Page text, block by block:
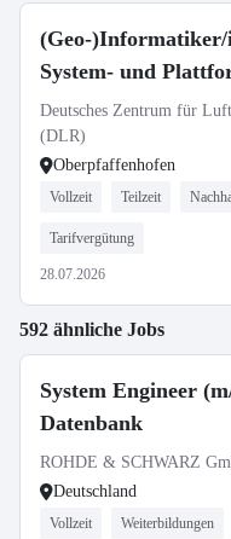
(Geo-
System- und
Deutsches Zentrum für
(DLR)
Oberpfaffenhofen
Vollzeit Teilzeit
Tarifvergütung
28.07.2026
592 ähnliche Jobs
System Engineer
Datenbank
ROHDE & SCHWARZ
Deutschland
Vollzeit Weiterbildungen